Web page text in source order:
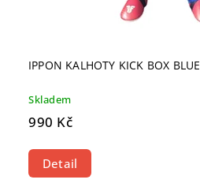
IPPON KALHOTY KICK BOX BLUE
Skladem
990 Kč
Detail